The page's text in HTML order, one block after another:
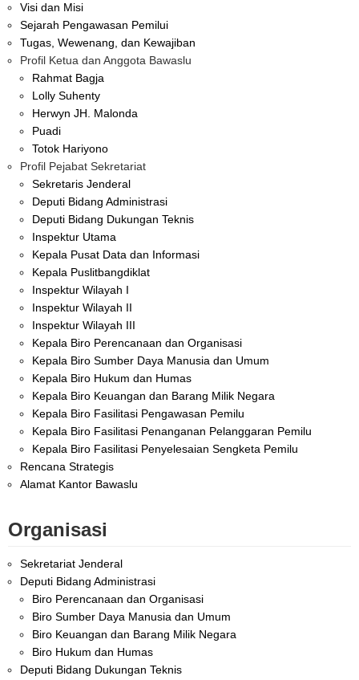
Visi dan Misi
Sejarah Pengawasan Pemilui
Tugas, Wewenang, dan Kewajiban
Profil Ketua dan Anggota Bawaslu
Rahmat Bagja
Lolly Suhenty
Herwyn JH. Malonda
Puadi
Totok Hariyono
Profil Pejabat Sekretariat
Sekretaris Jenderal
Deputi Bidang Administrasi
Deputi Bidang Dukungan Teknis
Inspektur Utama
Kepala Pusat Data dan Informasi
Kepala Puslitbangdiklat
Inspektur Wilayah I
Inspektur Wilayah II
Inspektur Wilayah III
Kepala Biro Perencanaan dan Organisasi
Kepala Biro Sumber Daya Manusia dan Umum
Kepala Biro Hukum dan Humas
Kepala Biro Keuangan dan Barang Milik Negara
Kepala Biro Fasilitasi Pengawasan Pemilu
Kepala Biro Fasilitasi Penanganan Pelanggaran Pemilu
Kepala Biro Fasilitasi Penyelesaian Sengketa Pemilu
Rencana Strategis
Alamat Kantor Bawaslu
Organisasi
Sekretariat Jenderal
Deputi Bidang Administrasi
Biro Perencanaan dan Organisasi
Biro Sumber Daya Manusia dan Umum
Biro Keuangan dan Barang Milik Negara
Biro Hukum dan Humas
Deputi Bidang Dukungan Teknis